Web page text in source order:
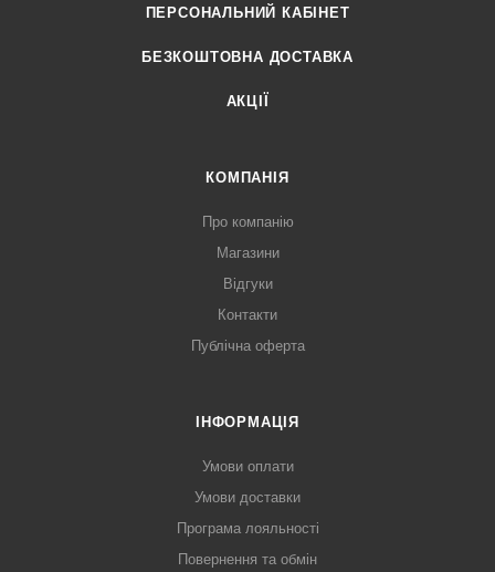
ПЕРСОНАЛЬНИЙ КАБІНЕТ
БЕЗКОШТОВНА ДОСТАВКА
АКЦІЇ
КОМПАНІЯ
Про компанію
Магазини
Відгуки
Контакти
Публічна оферта
ІНФОРМАЦІЯ
Умови оплати
Умови доставки
Програма лояльності
Повернення та обмін